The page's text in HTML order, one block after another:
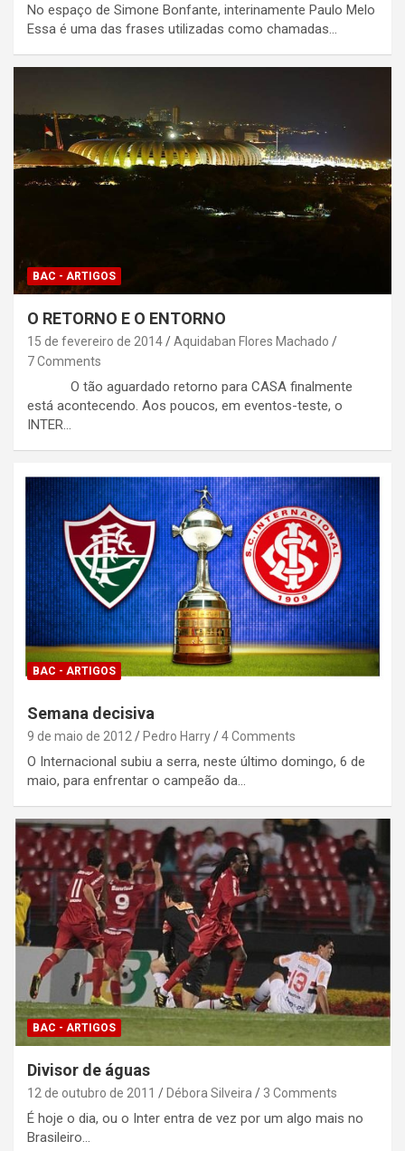
No espaço de Simone Bonfante, interinamente Paulo Melo
Essa é uma das frases utilizadas como chamadas…
BAC - ARTIGOS
O RETORNO E O ENTORNO
15 de fevereiro de 2014
Aquidaban Flores Machado
7 Comments
O tão aguardado retorno para CASA finalmente
está acontecendo. Aos poucos, em eventos-teste, o
INTER…
BAC - ARTIGOS
Semana decisiva
9 de maio de 2012 Pedro Harry 4 Comments
O Internacional subiu a serra, neste último domingo, 6 de
maio, para enfrentar o campeão da…
BAC - ARTIGOS
Divisor de águas
12 de outubro de 2011 Débora Silveira 3 Comments
É hoje o dia, ou o Inter entra de vez por um algo mais no
Brasileiro…